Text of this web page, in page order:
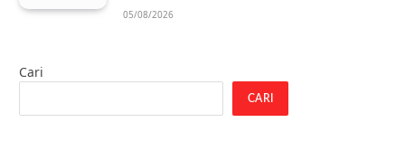
05/08/2026
Cari
CARI